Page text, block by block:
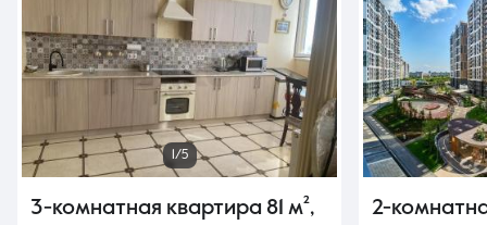
1/5
3-комнатная квартира 81 м²,
2-